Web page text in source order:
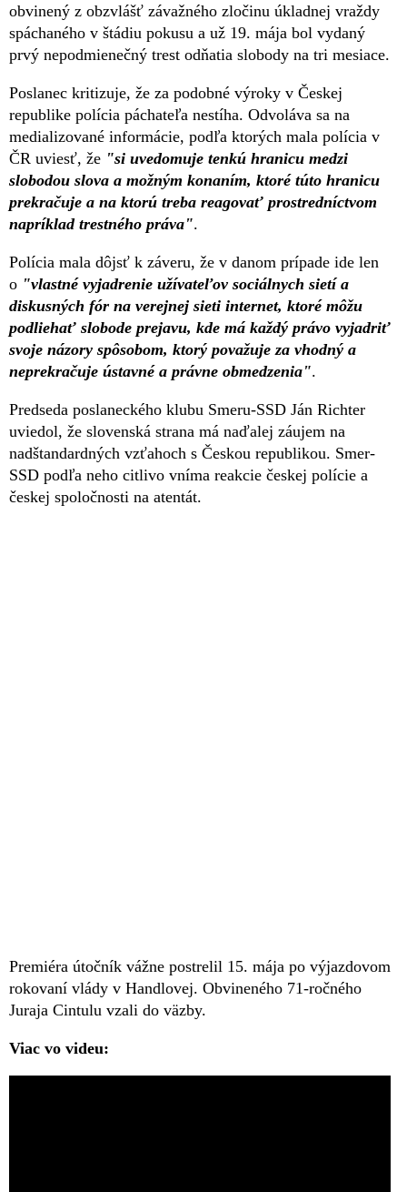
obvinený z obzvlášť závažného zločinu úkladnej vraždy
spáchaného v štádiu pokusu a už 19. mája bol vydaný
prvý nepodmienečný trest odňatia slobody na tri mesiace.
Poslanec kritizuje, že za podobné výroky v Českej
republike polícia páchateľa nestíha. Odvoláva sa na
medializované informácie, podľa ktorých mala polícia v
ČR uviesť, že "si uvedomuje tenkú hranicu medzi
slobodou slova a možným konaním, ktoré túto hranicu
prekračuje a na ktorú treba reagovať prostredníctvom
napríklad trestného práva".
Polícia mala dôjsť k záveru, že v danom prípade ide len
o "vlastné vyjadrenie užívateľov sociálnych sietí a
diskusných fór na verejnej sieti internet, ktoré môžu
podliehať slobode prejavu, kde má každý právo vyjadriť
svoje názory spôsobom, ktorý považuje za vhodný a
neprekračuje ústavné a právne obmedzenia".
Predseda poslaneckého klubu Smeru-SSD Ján Richter
uviedol, že slovenská strana má naďalej záujem na
nadštandardných vzťahoch s Českou republikou. Smer-
SSD podľa neho citlivo vníma reakcie českej polície a
českej spoločnosti na atentát.
Premiéra útočník vážne postrelil 15. mája po výjazdovom
rokovaní vlády v Handlovej. Obvineného 71-ročného
Juraja Cintulu vzali do väzby.
Viac vo videu: